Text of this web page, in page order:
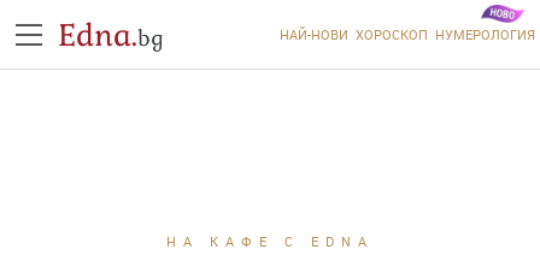
Edna.bg НАЙ-НОВИ ХОРОСКОП НУМЕРОЛОГИЯ
НА КАФЕ С EDNA